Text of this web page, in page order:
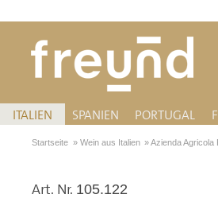
ITALIEN SPANIEN PORTUGAL
Startseite » Wein aus Italien »Azienda Agricola
Art. Nr. 105.122